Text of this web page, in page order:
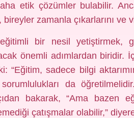
etik çözümler bulabilir.
zamanla çıkarlarını ve
bir nesil yetiştirmek,
önemli adımlardan biridir.
“Eğitim, sadece bilgi
da
bakarak, “Ama bazen
çatışmalar olabilir,”